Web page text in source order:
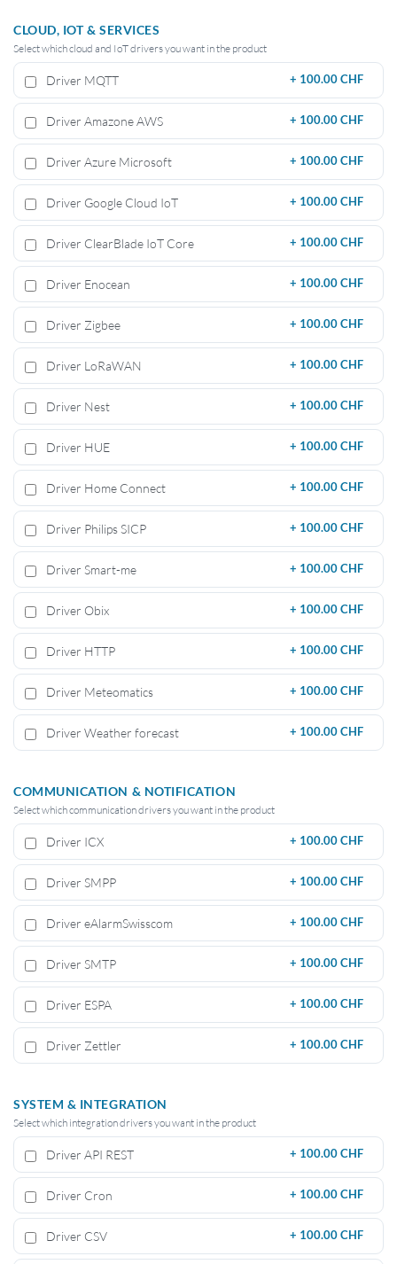
CLOUD, IOT & SERVICES
Select which cloud and IoT drivers you want in the product
Driver MQTT + 100.00 CHF
Driver Amazone AWS + 100.00 CHF
Driver Azure Microsoft + 100.00 CHF
Driver Google Cloud IoT + 100.00 CHF
Driver ClearBlade IoT Core + 100.00 CHF
Driver Enocean + 100.00 CHF
Driver Zigbee + 100.00 CHF
Driver LoRaWAN + 100.00 CHF
Driver Nest + 100.00 CHF
Driver HUE + 100.00 CHF
Driver Home Connect + 100.00 CHF
Driver Philips SICP + 100.00 CHF
Driver Smart-me + 100.00 CHF
Driver Obix + 100.00 CHF
Driver HTTP + 100.00 CHF
Driver Meteomatics + 100.00 CHF
Driver Weather forecast + 100.00 CHF
COMMUNICATION & NOTIFICATION
Select which communication drivers you want in the product
Driver ICX + 100.00 CHF
Driver SMPP + 100.00 CHF
Driver eAlarmSwisscom + 100.00 CHF
Driver SMTP + 100.00 CHF
Driver ESPA + 100.00 CHF
Driver Zettler + 100.00 CHF
SYSTEM & INTEGRATION
Select which integration drivers you want in the product
Driver API REST + 100.00 CHF
Driver Cron + 100.00 CHF
Driver CSV + 100.00 CHF